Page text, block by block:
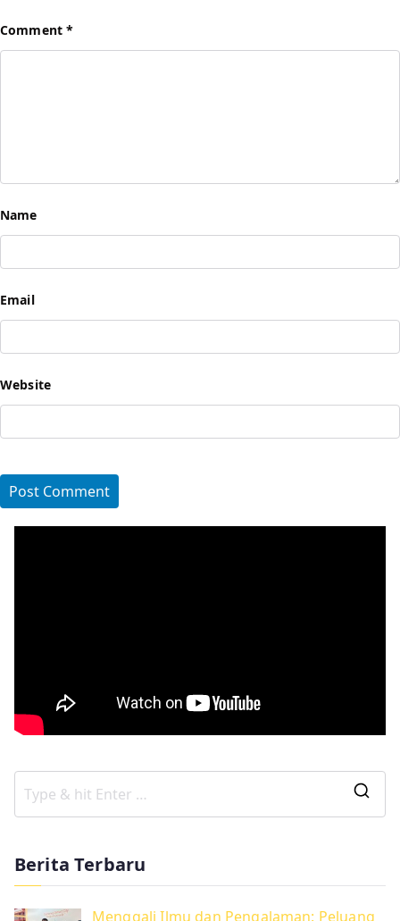
Comment*
Name
Email
Website
r
Berita Terbaru
Menggali Ilmu dan Pengalaman: Peluang